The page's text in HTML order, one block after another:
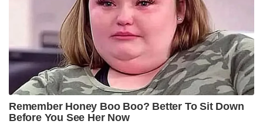
Remember Honey Boo Boo? Better To Sit Down
Before You See Her Now